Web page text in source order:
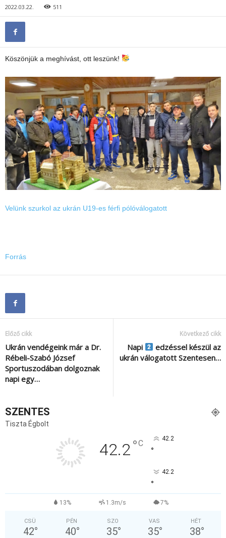
2022.03.22. 511
Köszönjük a meghívást, ott leszünk!
Velünk szurkol az ukrán U19-es férfi pólóválogatott
Forrás
Előző cikk
Ukrán vendégeink már a Dr.
Rébeli-Szabó József
Sportuszodában dolgoznak
napi egy…
Következő cikk
Napi
edzéssel készül az
ukrán válogatott Szentesen…
SZENTES
Tiszta Égbolt
42.2°C 42.2
°
42.2
°
13% 1.3m/s 7%
CSÜ
42°
PÉN
40°
SZO
35°
VAS
35°
HÉT
38°